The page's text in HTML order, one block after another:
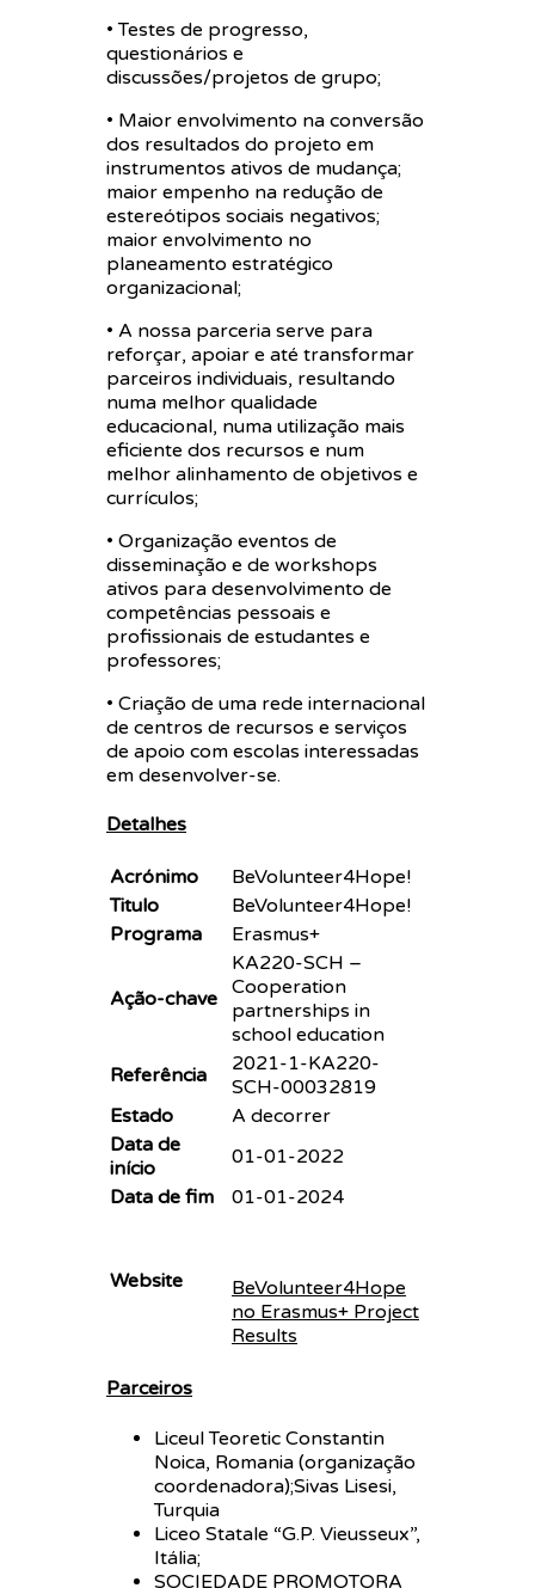
• Testes de progresso,
questionários e
discussões/projetos de grupo;
• Maior envolvimento na conversão
dos resultados do projeto em
instrumentos ativos de mudança;
maior empenho na redução de
estereótipos sociais negativos;
maior envolvimento no
planeamento estratégico
organizacional;
• A nossa parceria serve para
reforçar, apoiar e até transformar
parceiros individuais, resultando
numa melhor qualidade
educacional, numa utilização mais
eficiente dos recursos e num
melhor alinhamento de objetivos e
currículos;
• Organização eventos de
disseminação e de workshops
ativos para desenvolvimento de
competências pessoais e
profissionais de estudantes e
professores;
• Criação de uma rede internacional
de centros de recursos e serviços
de apoio com escolas interessadas
em desenvolver-se.
Detalhes
Acrónimo
BeVolunteer4Hope!
Titulo
BeVolunteer4Hope!
Programa
Erasmus+
Ação-chave
KA220-SCH –
Cooperation
partnerships in
school education
Referência
2021-1-KA220-
SCH-00032819
Estado
A decorrer
Data de
início
01-01-2022
Data de fim
01-01-2024
Website
BeVolunteer4Hope
no Erasmus+ Project
Results
Parceiros
Liceul Teoretic Constantin
Noica, Romania (organização
coordenadora);Sivas Lisesi,
Turquia
Liceo Statale “G.P. Vieusseux”,
Itália;
SOCIEDADE PROMOTORA